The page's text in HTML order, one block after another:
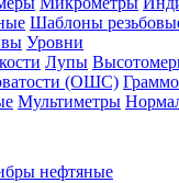
Шаблоны
Уровни
Лупы
(ОШС)
Мультиметры
нефтяные